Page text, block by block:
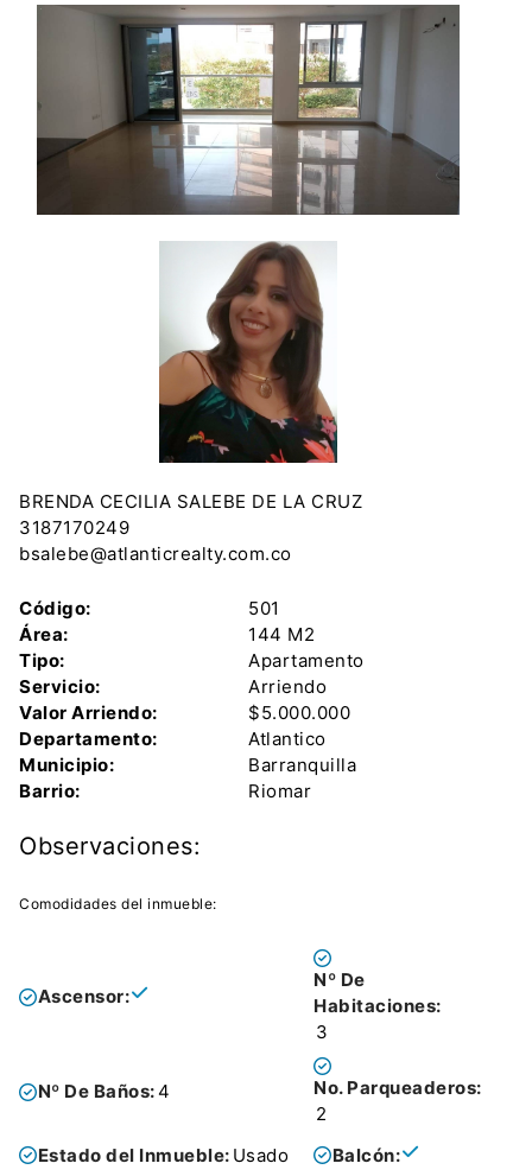
BRENDA CECILIA SALEBE DE LA CRUZ
3187170249
bsalebe@atlanticrealty.com.co
Código:
Área:
Tipo:
Servicio:
Valor Arriendo:
Departamento:
Municipio:
Barrio:
501
144 M2
Apartamento
Arriendo
$5.000.000
Atlantico
Barranquilla
Riomar
Observaciones:
Comodidades del inmueble:
Ascensor:
Nº De
Habitaciones:
3
Nº De Baños:4
No. Parqueaderos:
2
Estado del Inmueble: Usado Balcón: